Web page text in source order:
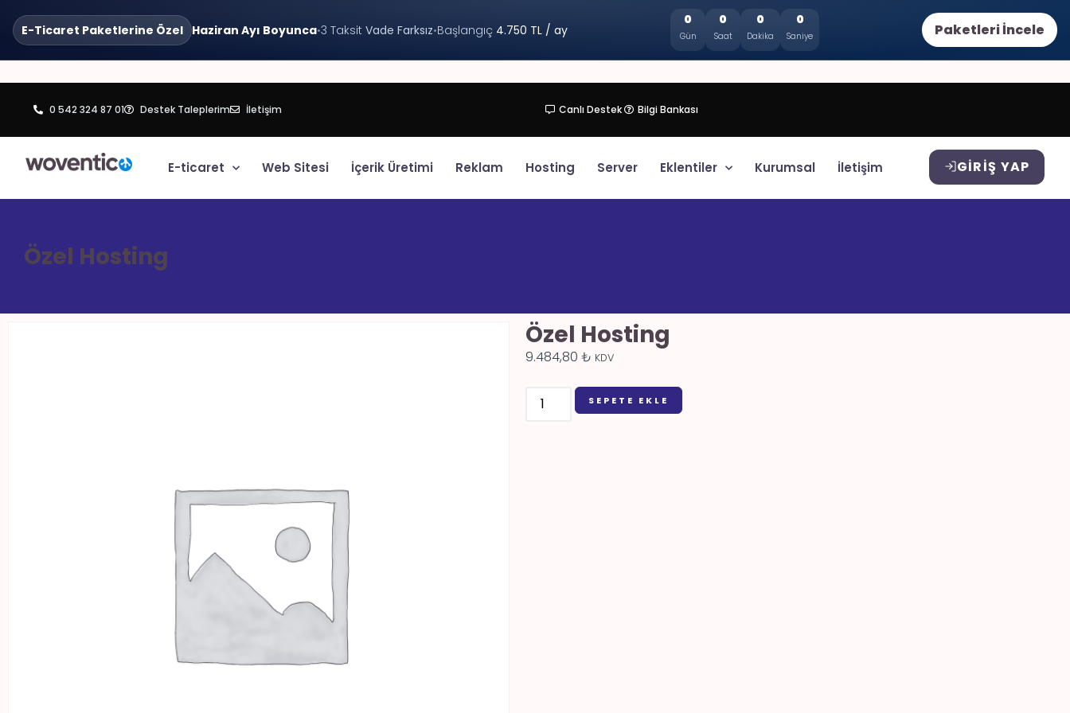
E-Ticaret Paketlerine Özel Haziran Ayı Boyunca•3 Taksit Vade Farksız•Başlangıç 4.750 TL / ay
0
Gün
0
Saat
0
Dakika
0
Saniye Paketleri İncele
0 542 324 87 01 Destek Taleplerim İletişim Canlı Destek Bilgi Bankası
E-ticaret Web Sitesi İçerik Üretimi Reklam Hosting Server Eklentiler Kurumsal İletişim GIRIŞ YAP
Özel Hosting
Özel Hosting
9.484,80 ₺ KDV
SEPETE EKLE